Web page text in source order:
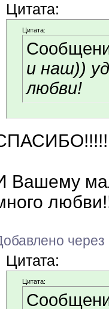
Цитата:
Цитата:
и наш))
любви!
Вашему
через
Цитата:
Цитата: